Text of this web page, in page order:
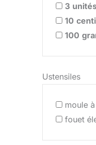
3
10
100
Ustensiles
moule
fouet